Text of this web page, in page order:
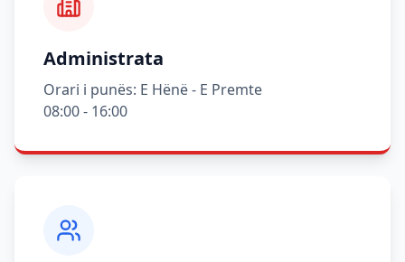
Administrata
Orari i punës: E Hënë - E Premte
08:00 - 16:00